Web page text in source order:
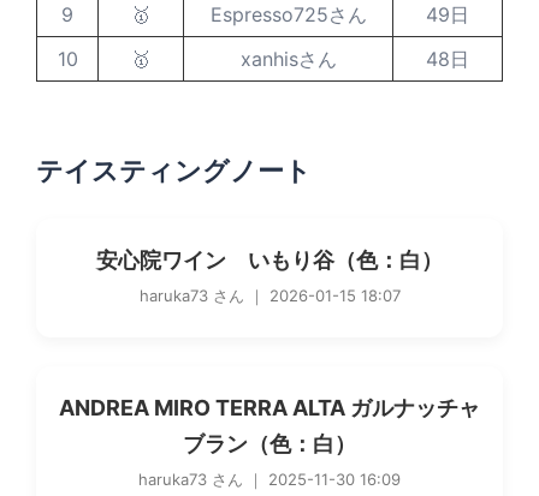
9
🥇 Espresso725さん
49日
10
🥇 xanhisさん 48日
テイスティングノート
安心院ワイン いもり谷（色：白）
haruka73 さん ｜ 2026-01-15 18:07
ANDREA MIRO TERRA ALTA ガルナッチャ
ブラン（色：白）
haruka73 さん ｜ 2025-11-30 16:09